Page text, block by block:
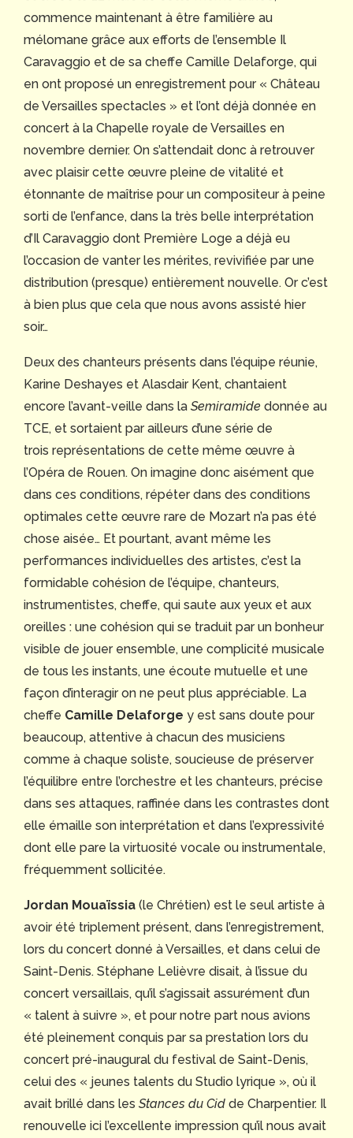
commence maintenant à être familière au
mélomane grâce aux efforts de l’ensemble Il
Caravaggio et de sa cheffe Camille Delaforge, qui
en ont proposé un enregistrement pour « Château
de Versailles spectacles » et l’ont déjà donnée en
concert à la Chapelle royale de Versailles en
novembre dernier. On s’attendait donc à retrouver
avec plaisir cette œuvre pleine de vitalité et
étonnante de maîtrise pour un compositeur à peine
sorti de l’enfance, dans la très belle interprétation
d’Il Caravaggio dont Première Loge a déjà eu
l’occasion de vanter les mérites, revivifiée par une
distribution (presque) entièrement nouvelle. Or c’est
à bien plus que cela que nous avons assisté hier
soir…
Deux des chanteurs présents dans l’équipe réunie,
Karine Deshayes et Alasdair Kent, chantaient
encore l’avant-veille dans la Semiramide donnée au
TCE, et sortaient par ailleurs d’une série de
trois représentations de cette même œuvre à
l’Opéra de Rouen. On imagine donc aisément que
dans ces conditions, répéter dans des conditions
optimales cette œuvre rare de Mozart n’a pas été
chose aisée… Et pourtant, avant même les
performances individuelles des artistes, c’est la
formidable cohésion de l’équipe, chanteurs,
instrumentistes, cheffe, qui saute aux yeux et aux
oreilles : une cohésion qui se traduit par un bonheur
visible de jouer ensemble, une complicité musicale
de tous les instants, une écoute mutuelle et une
façon d’interagir on ne peut plus appréciable. La
cheffe Camille Delaforge y est sans doute pour
beaucoup, attentive à chacun des musiciens
comme à chaque soliste, soucieuse de préserver
l’équilibre entre l’orchestre et les chanteurs, précise
dans ses attaques, raffinée dans les contrastes dont
elle émaille son interprétation et dans l’expressivité
dont elle pare la virtuosité vocale ou instrumentale,
fréquemment sollicitée.
Jordan Mouaïssia (le Chrétien) est le seul artiste à
avoir été triplement présent, dans l’enregistrement,
lors du concert donné à Versailles, et dans celui de
Saint-Denis. Stéphane Lelièvre disait, à l’issue du
concert versaillais, qu’il s’agissait assurément d’un
« talent à suivre », et pour notre part nous avions
été pleinement conquis par sa prestation lors du
concert pré-inaugural du festival de Saint-Denis,
celui des « jeunes talents du Studio lyrique », où il
avait brillé dans les Stances du Cid de Charpentier. Il
renouvelle ici l’excellente impression qu’il nous avait